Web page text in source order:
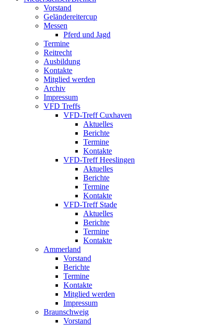
Vorstand
Geländereitercup
Messen
Pferd und Jagd
Termine
Reitrecht
Ausbildung
Kontakte
Mitglied werden
Archiv
Impressum
VFD Treffs
VFD-Treff Cuxhaven
Aktuelles
Berichte
Termine
Kontakte
VFD-Treff Heeslingen
Aktuelles
Berichte
Termine
Kontakte
VFD-Treff Stade
Aktuelles
Berichte
Termine
Kontakte
Ammerland
Vorstand
Berichte
Termine
Kontakte
Mitglied werden
Impressum
Braunschweig
Vorstand